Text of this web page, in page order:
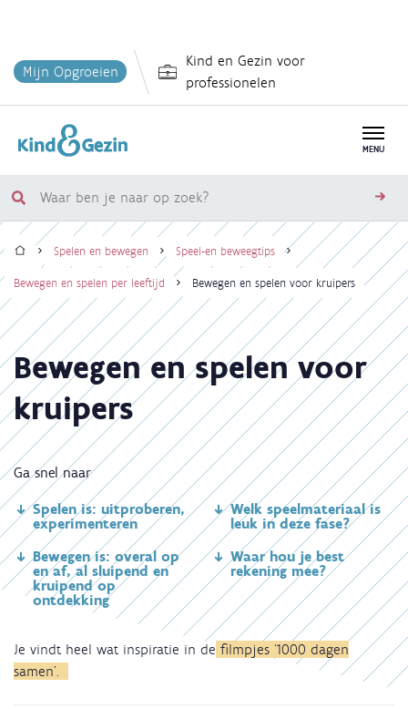
en
inhoud
Mijn Opgroeien
Kind en Gezin voor
professionelen
MENU
Waar
ben
je
op
zoek?
Kruimelpad
HomeSpelen en bewegen Speel-en beweegtips
Bewegen en spelen per leeftijd Bewegen en spelen voor kruipers
Bewegen en spelen voor
kruipers
Ga snel naar
Spelen is: uitproberen,
experimenteren
Bewegen is: overal op
en af, al sluipend en
kruipend op
ontdekking
Welk speelmateriaal is
leuk in deze fase?
Waar hou je best
rekening mee?
Je vindt heel wat inspiratie in de filmpjes ‘1000 dagen
samen’.